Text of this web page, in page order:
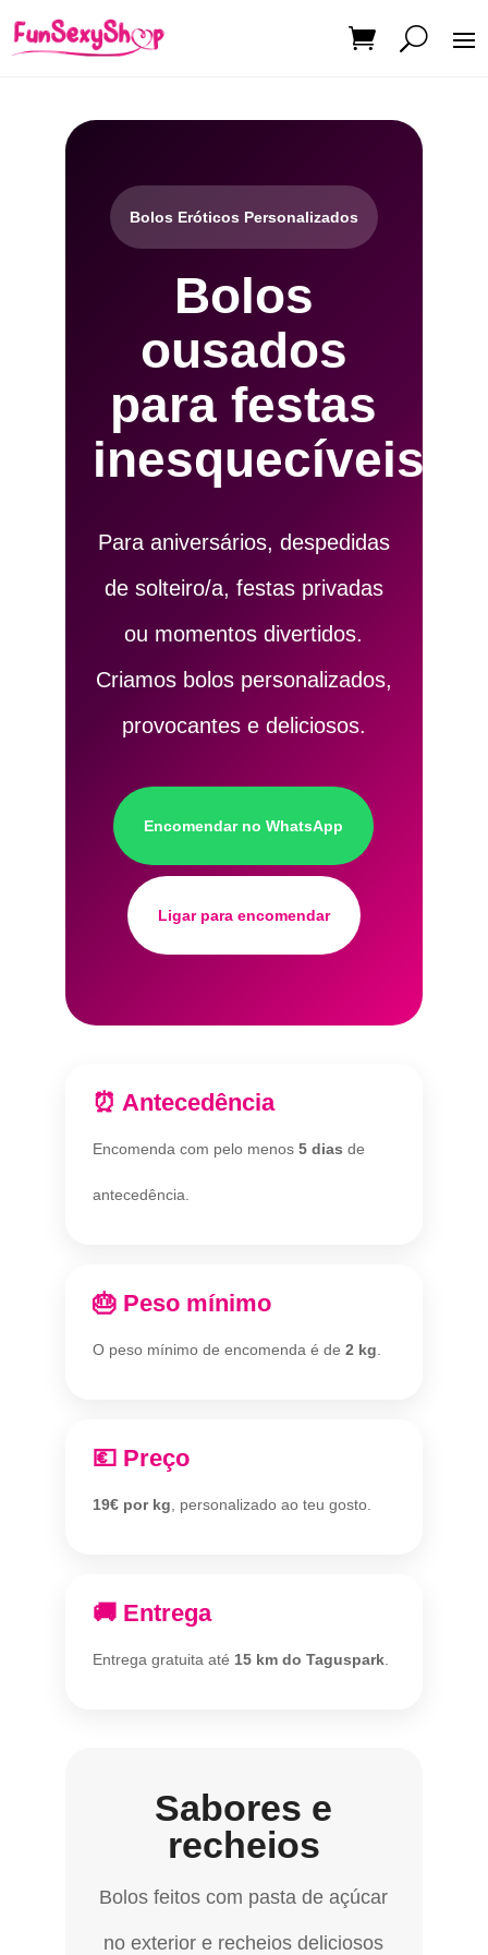
Bolos Eróticos Personalizados
Bolos
ousados
para festas
inesquecíveis
Para aniversários, despedidas
de solteiro/a, festas privadas
ou momentos divertidos.
Criamos bolos personalizados,
provocantes e deliciosos.
Encomendar no WhatsApp
Ligar para encomendar
⏰ Antecedência
Encomenda com pelo menos 5 dias de
antecedência.
🎂 Peso mínimo
O peso mínimo de encomenda é de 2 kg
💶 Preço
19€ por kg , personalizado ao teu gosto.
🚚 Entrega
Entrega gratuita até 15 km do Taguspark.
Sabores e
recheios
Bolos feitos com pasta de açúcar
no exterior e recheios deliciosos